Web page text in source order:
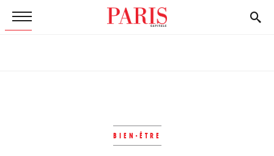
BIEN-ÊTRE